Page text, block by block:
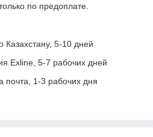
по предоплате.
Казахстану, 5-10 дней
Exline, 5-7 рабочих дней
почта, 1-3 рабочих дня